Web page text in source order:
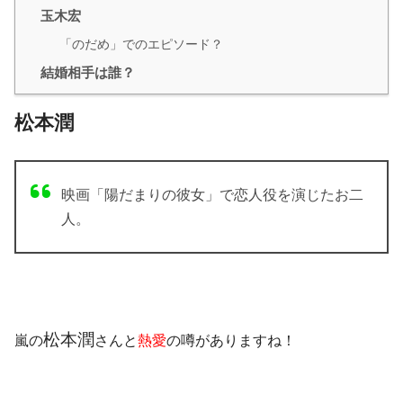
玉木宏
「のだめ」でのエピソード？
結婚相手は誰？
松本潤
映画「陽だまりの彼女」で恋人役を演じたお二
人。
嵐の松本潤 さんと熱愛の噂がありますね！